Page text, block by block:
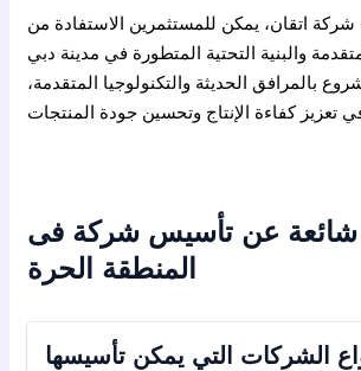
اتقان، يمكن للمستثمرين الاستفادة من
والبنية التحتية المتطورة في مدينة دبي
بالمرافق الحديثة والتكنولوجيا المتقدمة،
شائعة عن تأسيس شركة فى
المنطقة الحرة
الشركات التي يمكن تأسيسها